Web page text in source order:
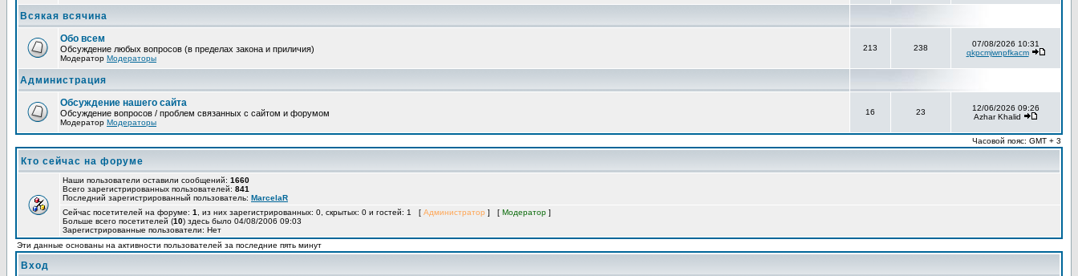
Всякая всячина
Обо всем
Обсуждение любых вопросов (в пределах закона и приличия)
Модератор Модераторы
213 238
07/08/2026 10:31
qkpcmjwnpfkacm
Администрация
Обсуждение нашего сайта
Обсуждение вопросов / проблем связанных с сайтом и форумом
Модератор Модераторы
16 23
12/06/2026 09:26
Azhar Khalid
Часовой пояс: GMT + 3
Кто сейчас на форуме
Наши пользователи оставили сообщений: 1660
Всего зарегистрированных пользователей: 841
Последний зарегистрированный пользователь: MarcelaR
Сейчас посетителей на форуме: 1 , из них зарегистрированных: 0, скрытых: 0 и гостей: 1 [ Администратор ] [ Модератор ]
Больше всего посетителей (10) здесь было 04/08/2006 09:03
Зарегистрированные пользователи: Нет
Эти данные основаны на активности пользователей за последние пять минут
Вход